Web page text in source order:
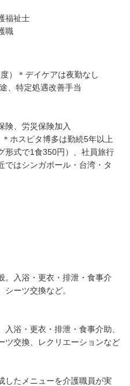
福祉士
職
）＊デイケアは夜勤なし
、特定処遇改善手当
険、労災保険加入
ホスピタ博多は勤続5年以上
形式で1食350円）、社員旅行
ではシンガポール・台湾・タ
。入浴・更衣・排泄・食事介
ーツ交換など。
浴・更衣・排泄・食事介助、
ツ交換、レクリエーションなど
したメニューを介護職員が実